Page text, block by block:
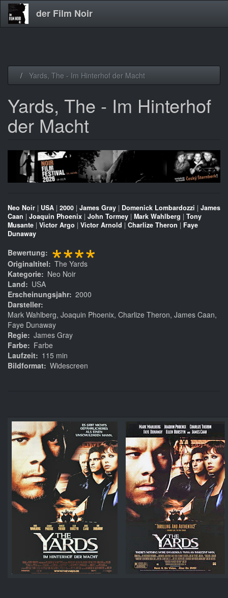
der Film Noir
Yards, The - Im Hinterhof der Macht
Yards, The - Im Hinterhof
der Macht
Neo Noir | USA | 2000 | James Gray | Domenick Lombardozzi | James
Caan | Joaquin Phoenix | John Tormey | Mark Wahlberg | Tony
Musante | Victor Argo | Victor Arnold | Charlize Theron | Faye
Dunaway
Bewertung ****
Originaltitel
The Yards
Kategorie
Neo Noir
Land
USA
Erscheinungsjahr 2000
Darsteller
Mark Wahlberg, Joaquin Phoenix, Charlize Theron, James Caan,
Faye Dunaway
Regie James Gray
Farbe
Farbe
Laufzeit
115 min
Bildformat Widescreen